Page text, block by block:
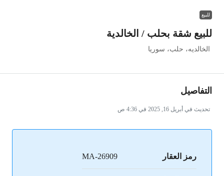
للبيع
للبيع شقة بحلب / الخالدية
الخالديه، حلب، سوريا
التفاصيل
تحديث في أبريل 16, 2025 في 4:36 ص
رمز العقار MA-26909